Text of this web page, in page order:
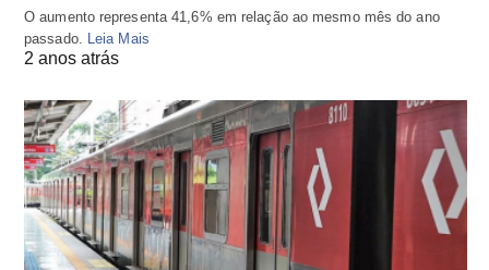
O aumento representa 41,6% em relação ao mesmo mês do ano
passado.
Leia Mais
2 anos atrás